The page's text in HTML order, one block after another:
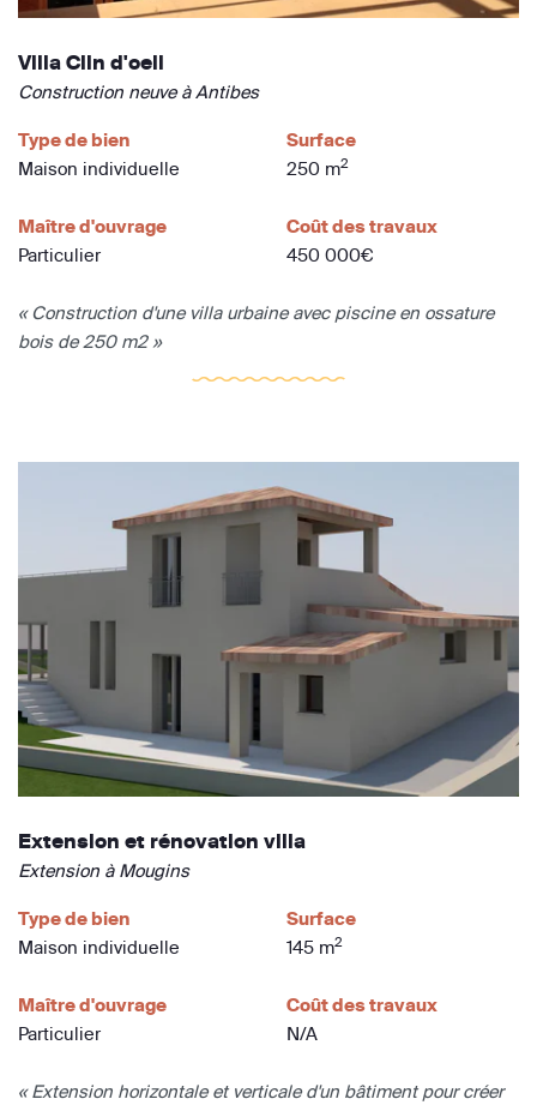
Villa Clin d'oeil
Construction neuve à Antibes
Type de bien
Maison individuelle
Surface
250 m2
Maître d'ouvrage
Particulier
Coût des travaux
450 000€
« Construction d'une villa urbaine avec piscine en ossature
bois de 250 m2 »
Extension et rénovation villa
Extension à Mougins
Type de bien
Maison individuelle
Surface
145 m2
Maître d'ouvrage
Particulier
Coût des travaux
N/A
« Extension horizontale et verticale d'un bâtiment pour créer